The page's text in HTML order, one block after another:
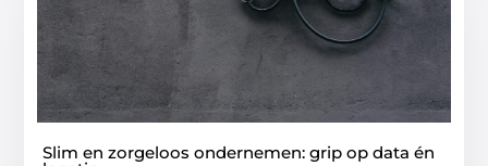
Slim en zorgeloos ondernemen: grip op data én